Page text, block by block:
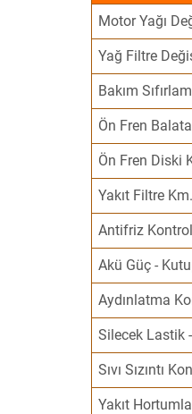
Motor Yağı
Yağ Filtre
Bakım
Ön Fren
Ön Fren Diski
Yakıt Filtre
Antifriz Kontrol
Akü Güç -
Aydınlatma
Silecek Lastik
Sıvı Sızıntı
Yakıt